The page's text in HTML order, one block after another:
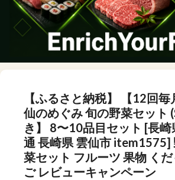
【ふるさと納税】 【12回
仙のめぐみ 旬の野菜セット
き】 8〜10品目セット [長
通 長崎県 雲仙市 item1575]
菜セット フルーツ 果物 くだ
ご レビューキャンペーン